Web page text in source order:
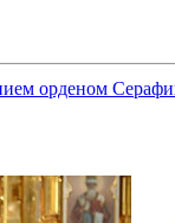
орденом